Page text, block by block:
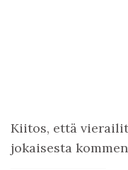
Kiitos, että
jokaisesta